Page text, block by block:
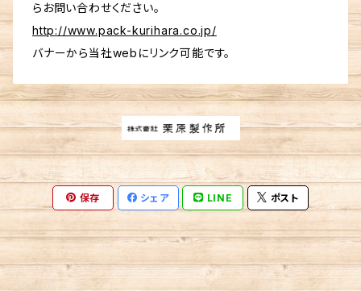
らお問い合わせください。
http://www.pack-kurihara.co.jp/
バナーから当社webにリンク可能です。
保存 シェア LINE ポスト